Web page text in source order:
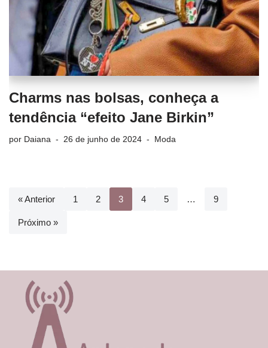
Charms nas bolsas, conheça a
tendência “efeito Jane Birkin”
por Daiana 26 de junho de 2024 Moda
« Anterior 1 2 3 4 5 … 9
Próximo »